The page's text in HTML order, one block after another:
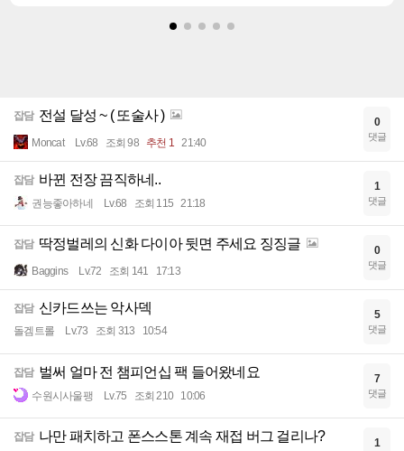
잡담 전설 달성 ~ ( 또술사 )
Moncat Lv.68 조회 98 추천 1 21:40
0
댓글
잡담 바뀐 전장 끔직하네..
권능좋아하네 Lv.68 조회 115 21:18
1
댓글
잡담 딱정벌레의 신화 다이아 뒷면 주세요 징징글
Baggins Lv.72 조회 141 17:13
0
댓글
잡담 신카드쓰는 악사덱
돌겜트롤 Lv.73 조회 313 10:54
5
댓글
잡담 벌써 얼마 전 챔피언십 팩 들어왔네요
수원시사울팽 Lv.75 조회 210 10:06
7
댓글
잡담 나만 패치하고 폰스스톤 계속 재접 버그 걸리나? 1